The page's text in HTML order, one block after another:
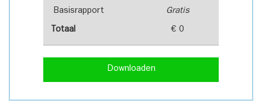
Basisrapport Gratis
Totaal € 0
Downloaden